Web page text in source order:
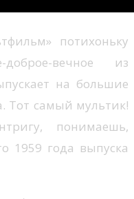
потихоньку
доброе-вечное из
на большие
Тот самый мультик!
понимаешь,
1959 года выпуска